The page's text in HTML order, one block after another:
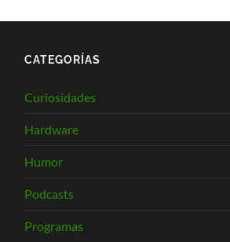
CATEGORÍAS
Curiosidades
Hardware
Humor
Podcasts
Programas